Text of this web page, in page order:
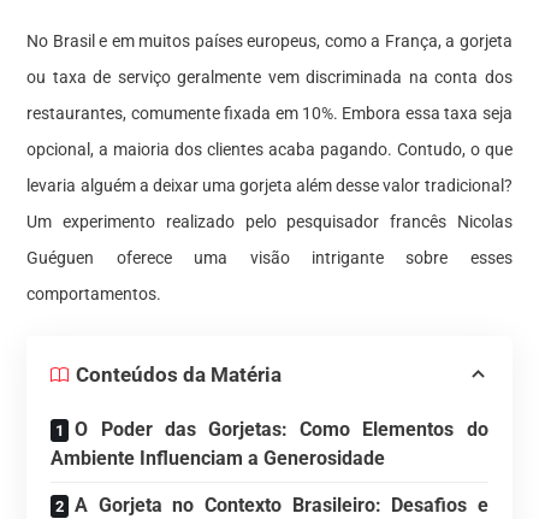
No Brasil e em muitos países europeus, como a França, a gorjeta
ou taxa de serviço geralmente vem discriminada na conta dos
restaurantes, comumente fixada em 10%. Embora essa taxa seja
opcional, a maioria dos clientes acaba pagando. Contudo, o que
levaria alguém a deixar uma gorjeta além desse valor tradicional?
Um experimento realizado pelo pesquisador francês Nicolas
Guéguen oferece uma visão intrigante sobre esses
comportamentos.
Conteúdos da Matéria
O Poder das Gorjetas: Como Elementos do
Ambiente Influenciam a Generosidade
A Gorjeta no Contexto Brasileiro: Desafios e